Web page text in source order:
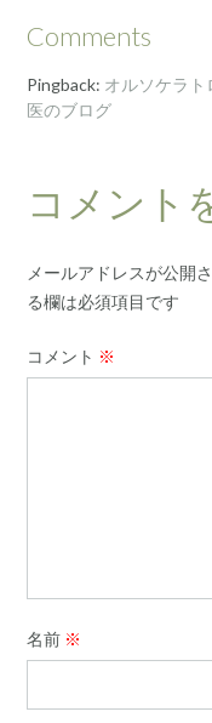
Comments
Pingback: オルソケラ
医のブログ
コメント
メールアドレスが公開
る欄は必須項目です
コメント ※
名前 ※